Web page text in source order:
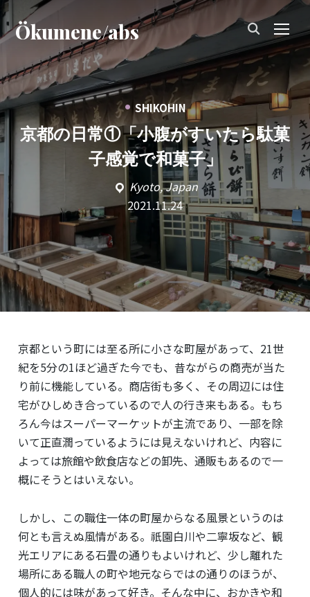
Ökumene/abs
• SHIKOHIN
京都の日常①「小腹がすいたら駄菓
子感覚で和菓子」
Kyoto, Japan
2021.11.24
京都という町には至る所に小さな町屋があって、 21世
紀を5分の1ほど過ぎた今でも、昔ながらの商売が当た
り前に機能している。商店街も多く、その周辺には住
宅がひしめき合っているので人の行き来もある。もち
ろん今はスーパーマーケットが主流であり、 一部を除
いて正直潤っているようには見えないけれど、内容に
よっては旅館や飲食店などの卸先、通販もあるので一
概にそうとはいえない。
しかし、この職住一体の町屋からなる風景というのは
何とも言えぬ風情がある。祇園白川や二寧坂など、観
光エリアにある石畳の通りもよいけれど、少し離れた
場所にある職人の町や地元ならではの通りのほうが、
個人的には味があって好き。そんな中に、おかきや和